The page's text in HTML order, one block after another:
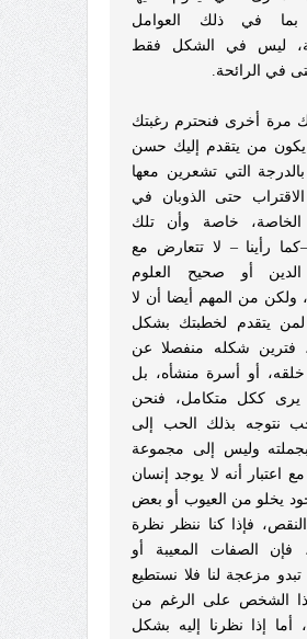
بما في ذلك العوامل
ليس في الشكل فقط
في الرائحة.
مرة أخرى فنحترم رغبتك
من يتقدم إليك حسن
التي تشعرين معها
الاقتراب حتى الذوبان في
الخاصة، خاصة وأن تلك
–كما رأينا – لا تتعارض مع
أو صحيح العلوم
ولكن من المهم أيضا أن لا
يتقدم لخطبتك بشكل
فترين شكله منفصلا عن
خلقه، أو أسرة منشأه، بل
يرى ككل متكامل، فنحن
نتوجه بذلك الحب إلى
وليس إلى مجموعة
اعتبار أنه لا يوجد إنسان
يخلو من العيوب أو بعض
فإذا كنا ننظر نظرة
فإن الصفات المعيبة أو
تبدو مزعجة لنا فلا نستطيع
الشخص على الرغم من
أما إذا نظرنا إليه بشكل